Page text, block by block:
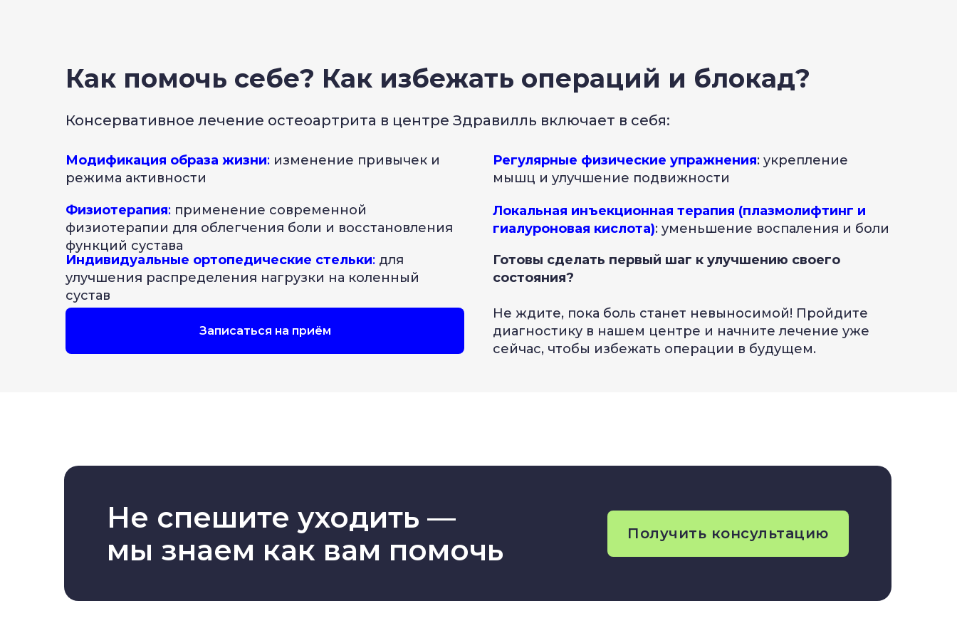
Записаться на приём
Как помочь себе? Как избежать операций и блокад?
Консервативное лечение остеоартрита в центре Здравилль включает в себя:
Модификация образа жизни: изменение привычек и
режима активности
Физиотерапия: применение современной
физиотерапии для облегчения боли и восстановления
функций сустава
Индивидуальные ортопедические стельки: для
улучшения распределения нагрузки на коленный
сустав
Регулярные физические упражнения: укрепление
мышц и улучшение подвижности
Локальная инъекционная терапия (плазмолифтинг и
гиалуроновая кислота): уменьшение воспаления и боли
Готовы сделать первый шаг к улучшению своего
состояния?
Не ждите, пока боль станет невыносимой! Пройдите
диагностику в нашем центре и начните лечение уже
сейчас, чтобы избежать операции в будущем.
Не спешите уходить —
мы знаем как вам помочь
Получить консультацию